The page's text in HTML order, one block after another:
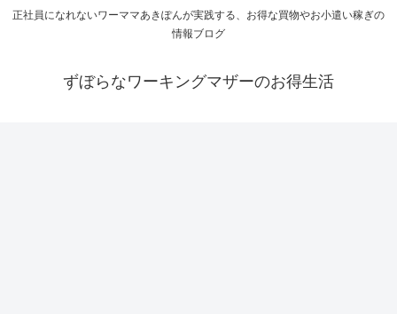
正社員になれないワーママあきぽんが実践する、お得な買物やお小遣い稼ぎの
情報ブログ
ずぼらなワーキングマザーのお得生活